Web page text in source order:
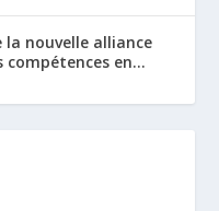
la nouvelle alliance
compétences en...